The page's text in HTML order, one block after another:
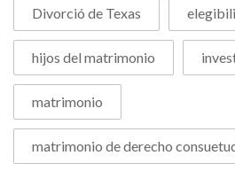
Divorció de Texas
hijos del matrimonio
matrimonio
matrimonio de derecho